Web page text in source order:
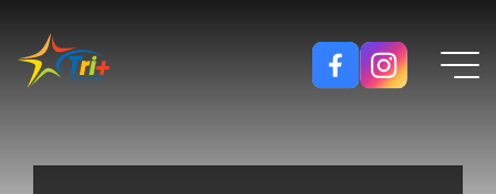
Button used only for devices with a small screen